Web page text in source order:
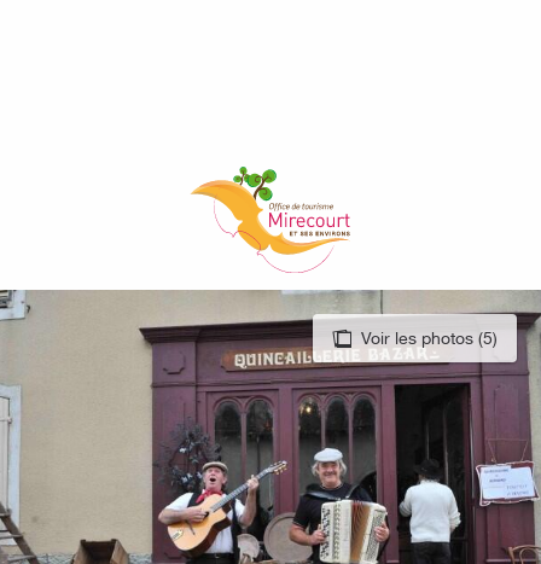
Voir les photos (5)